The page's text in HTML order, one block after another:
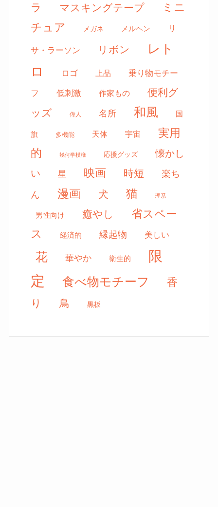
ラ
マスキングテープ
ミニ
チュア
メガネ メルヘン リ
サ・ラーソン リボン
レト
ロ
ロゴ 上品 乗り物モチー
フ 低刺激 作家もの
便利グ
ッズ
偉人 名所 和風 国
旗 多機能 天体 宇宙
実用
的
幾何学模様 応援グッズ
懐かし
い
星 映画 時短 楽ち
ん 漫画 犬 猫 理系
男性向け 癒やし
省スペー
ス
経済的 縁起物 美しい
花 華やか 衛生的
限
定
食べ物モチーフ
香
り
鳥 黒板